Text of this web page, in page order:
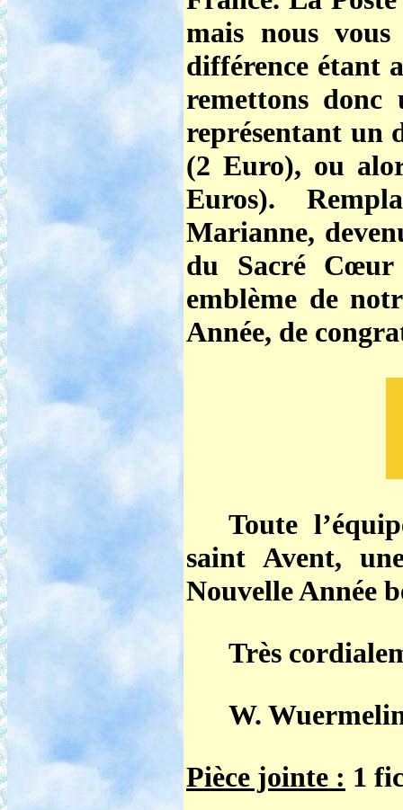
mais nous
différence étant
remettons
représentant un
(2 Euro), ou
Euros).
Marianne,
du Sacré
emblème de
Année, de
Toute
saint Avent,
Nouvelle Année
Très
W.
Pièce jointe : 1